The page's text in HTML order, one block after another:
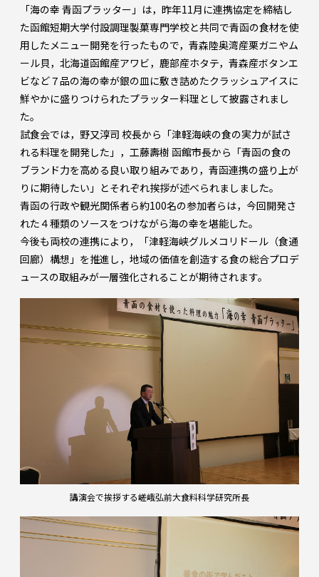
「海の幸 青函プラッター」は，昨年11月に連携協定を締結し
た函館短期大学付設調理製菓専門学校と共同で青函の食材を使
用したメニュー開発を行ったもので，青森陸奥湾産栗ガニやム
ール貝，北海道函館産アワビ，鹿部産ホタテ，青森産ボタンエ
ビなど７品の海の幸が銀の皿に敷き詰めたクラッシュアイスに
鮮やかに盛りつけられたプラッター料理として披露されまし
た。
試食会では，野又淳司 校長から「津軽海峡の食の実力が試さ
れる料理を開発した」，工藤壽樹 函館市長から「青函の食の
ブランド力を高める良い取り組みであり，青函連携の盛り上が
りに期待したい」とそれぞれ挨拶が述べられましました。
青函の行政や観光関係者ら約100名の参加者らは，今回開発さ
れた４種類のソースをつけながら海の幸を堪能した。
今後も両校の連携により，「津軽海峡グルメコリドール（食通
回廊）構想」を推進し，地域の価値を創造する食の総合プロデ
ュースの取組みが一層強化されることが期待されます。
講演会で挨拶する嵯峨弘前大食料科学研究所長